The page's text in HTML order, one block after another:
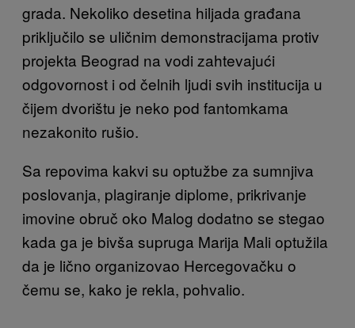
grada. Nekoliko desetina hiljada građana
priključilo se uličnim demonstracijama protiv
projekta Beograd na vodi zahtevajući
odgovornost i od čelnih ljudi svih institucija u
čijem dvorištu je neko pod fantomkama
nezakonito rušio.
Sa repovima kakvi su optužbe za sumnjiva
poslovanja, plagiranje diplome, prikrivanje
imovine obruč oko Malog dodatno se stegao
kada ga je bivša supruga Marija Mali optužila
da je lično organizovao Hercegovačku o
čemu se, kako je rekla, pohvalio.